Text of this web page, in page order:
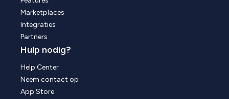
Marketplaces
Integraties
Partners
Hulp nodig?
Help Center
Neem contact op
App Store